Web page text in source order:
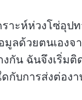
าะห์ห่วงโซ่อุป
ลด้วยตนเองจ
น ฉันจึงเริ่มติ
กับการส่งต่อง